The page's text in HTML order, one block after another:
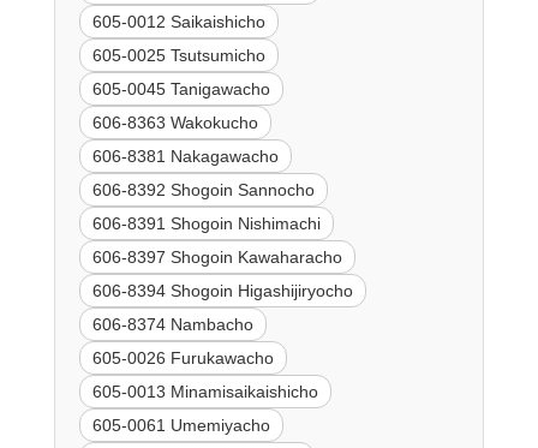
605-0012 Saikaishicho
605-0025 Tsutsumicho
605-0045 Tanigawacho
606-8363 Wakokucho
606-8381 Nakagawacho
606-8392 Shogoin Sannocho
606-8391 Shogoin Nishimachi
606-8397 Shogoin Kawaharacho
606-8394 Shogoin Higashijiryocho
606-8374 Nambacho
605-0026 Furukawacho
605-0013 Minamisaikaishicho
605-0061 Umemiyacho